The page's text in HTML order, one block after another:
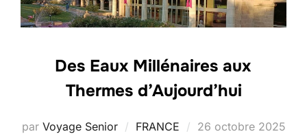
Des Eaux Millénaires aux
Thermes d’Aujourd’hui
par Voyage Senior FRANCE
Publié
26 octobre 2025